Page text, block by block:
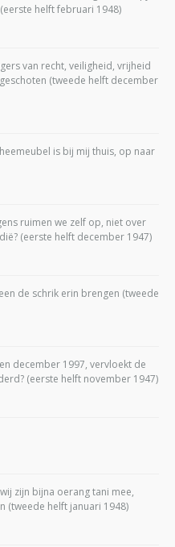
helft februari 1948)
van recht, veiligheid, vrijheid
(tweede helft december
is bij mij thuis, op naar
ruimen we zelf op, niet over
(eerste helft december 1947)
de schrik erin brengen (tweede
december 1997, vervloekt de
(eerste helft november 1947)
zijn bijna oerang tani mee,
(tweede helft januari 1948)